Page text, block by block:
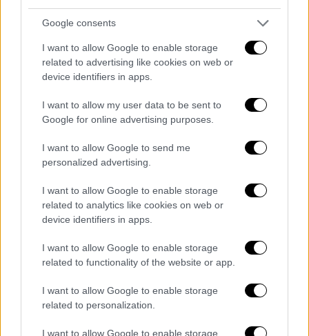
Google consents
I want to allow Google to enable storage
related to advertising like cookies on web or
device identifiers in apps.
I want to allow my user data to be sent to
Google for online advertising purposes.
I want to allow Google to send me
personalized advertising.
I want to allow Google to enable storage
related to analytics like cookies on web or
device identifiers in apps.
I want to allow Google to enable storage
related to functionality of the website or app.
I want to allow Google to enable storage
related to personalization.
I want to allow Google to enable storage
Ελλάδα 14.02.2026 05:00
Καθαρά Δευτέρα 2026: Πλησιάζει το
Πότε ξεκινάει η μεγάλη νηστεία της
Σαρακοστής